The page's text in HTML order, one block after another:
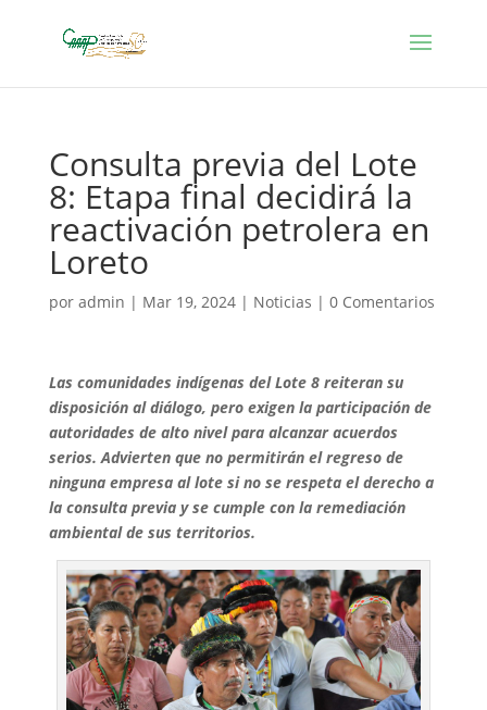
Consulta previa del Lote
8: Etapa final decidirá la
reactivación petrolera en
Loreto
por admin | Mar 19, 2024| Noticias | 0 Comentarios
Las comunidades indígenas del Lote 8 reiteran su
disposición al diálogo, pero exigen la participación de
autoridades de alto nivel para alcanzar acuerdos
serios. Advierten que no permitirán el regreso de
ninguna empresa al lote si no se respeta el derecho a
la consulta previa y se cumple con la remediación
ambiental de sus territorios.